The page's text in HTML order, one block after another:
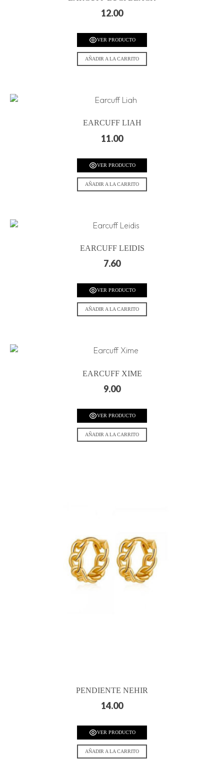
12.00
VER PRODUCTO
AÑADIR A LA CARRITO
EARCUFF LIAH
11.00
VER PRODUCTO
AÑADIR A LA CARRITO
EARCUFF LEIDIS
7.60
VER PRODUCTO
AÑADIR A LA CARRITO
EARCUFF XIME
9.00
VER PRODUCTO
AÑADIR A LA CARRITO
PENDIENTE NEHIR
14.00
VER PRODUCTO
AÑADIR A LA CARRITO